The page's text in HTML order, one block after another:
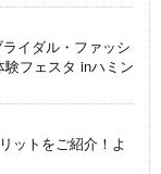
イダル・ファッシ
フェスタ inハミン
ットをご紹介！よ